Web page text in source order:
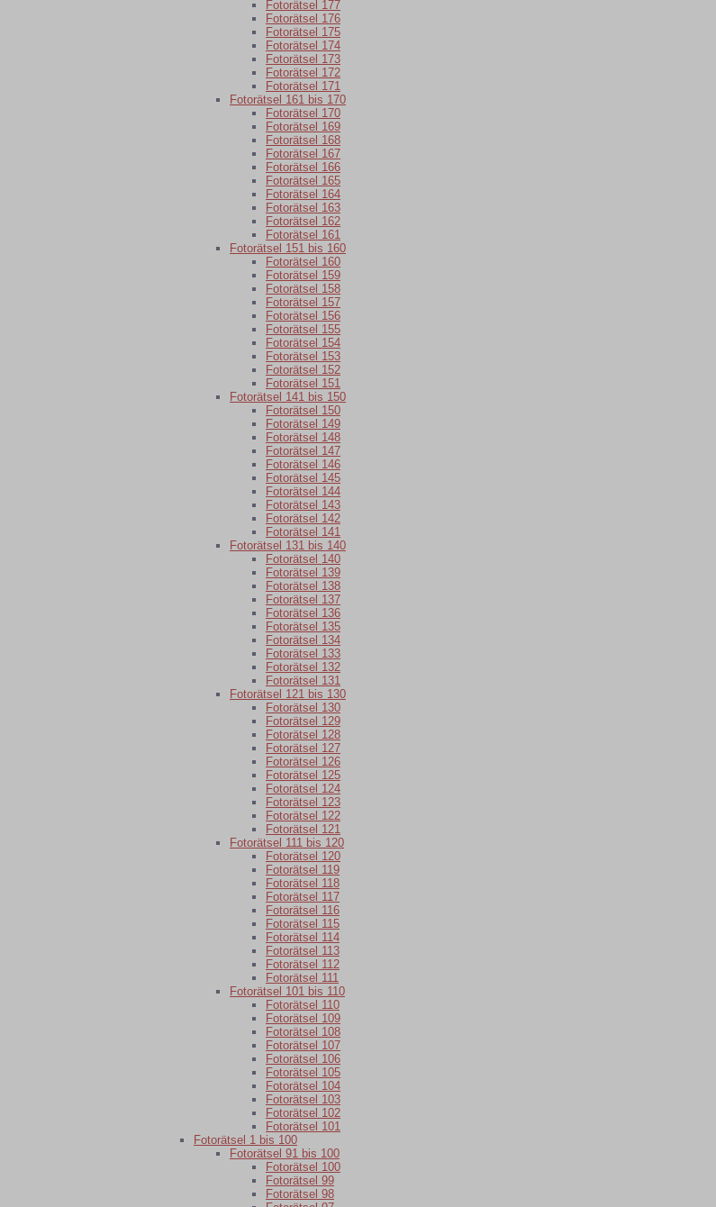
Fotorätsel 177
Fotorätsel 176
Fotorätsel 175
Fotorätsel 174
Fotorätsel 173
Fotorätsel 172
Fotorätsel 171
Fotorätsel 161 bis 170
Fotorätsel 170
Fotorätsel 169
Fotorätsel 168
Fotorätsel 167
Fotorätsel 166
Fotorätsel 165
Fotorätsel 164
Fotorätsel 163
Fotorätsel 162
Fotorätsel 161
Fotorätsel 151 bis 160
Fotorätsel 160
Fotorätsel 159
Fotorätsel 158
Fotorätsel 157
Fotorätsel 156
Fotorätsel 155
Fotorätsel 154
Fotorätsel 153
Fotorätsel 152
Fotorätsel 151
Fotorätsel 141 bis 150
Fotorätsel 150
Fotorätsel 149
Fotorätsel 148
Fotorätsel 147
Fotorätsel 146
Fotorätsel 145
Fotorätsel 144
Fotorätsel 143
Fotorätsel 142
Fotorätsel 141
Fotorätsel 131 bis 140
Fotorätsel 140
Fotorätsel 139
Fotorätsel 138
Fotorätsel 137
Fotorätsel 136
Fotorätsel 135
Fotorätsel 134
Fotorätsel 133
Fotorätsel 132
Fotorätsel 131
Fotorätsel 121 bis 130
Fotorätsel 130
Fotorätsel 129
Fotorätsel 128
Fotorätsel 127
Fotorätsel 126
Fotorätsel 125
Fotorätsel 124
Fotorätsel 123
Fotorätsel 122
Fotorätsel 121
Fotorätsel 111 bis 120
Fotorätsel 120
Fotorätsel 119
Fotorätsel 118
Fotorätsel 117
Fotorätsel 116
Fotorätsel 115
Fotorätsel 114
Fotorätsel 113
Fotorätsel 112
Fotorätsel 111
Fotorätsel 101 bis 110
Fotorätsel 110
Fotorätsel 109
Fotorätsel 108
Fotorätsel 107
Fotorätsel 106
Fotorätsel 105
Fotorätsel 104
Fotorätsel 103
Fotorätsel 102
Fotorätsel 101
Fotorätsel 1 bis 100
Fotorätsel 91 bis 100
Fotorätsel 100
Fotorätsel 99
Fotorätsel 98